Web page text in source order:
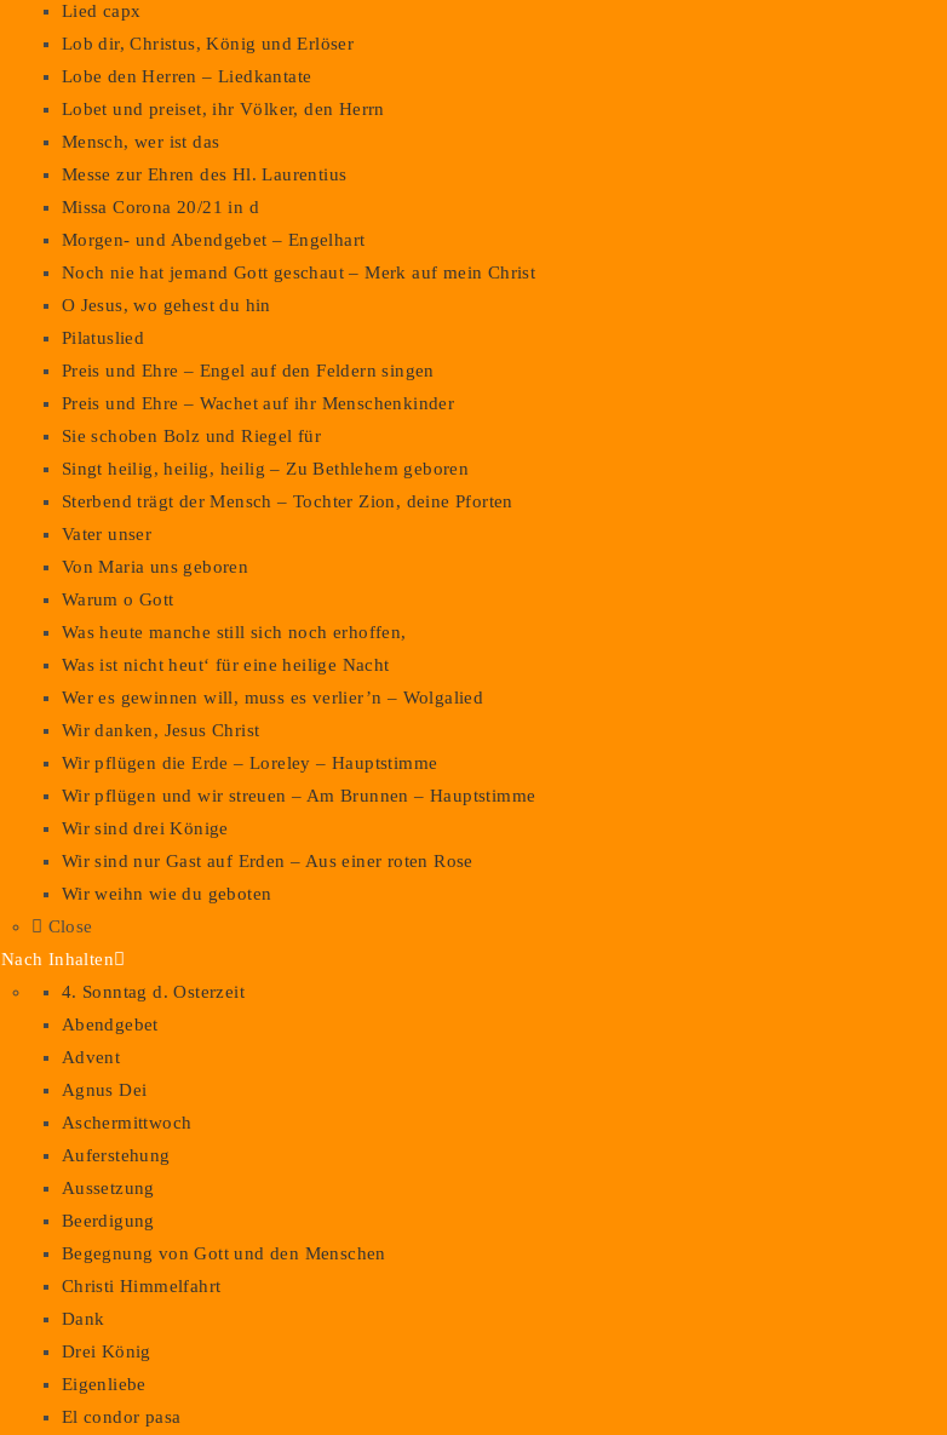
Lied capx
Lob dir, Christus, König und Erlöser
Lobe den Herren – Liedkantate
Lobet und preiset, ihr Völker, den Herrn
Mensch, wer ist das
Messe zur Ehren des Hl. Laurentius
Missa Corona 20/21 in d
Morgen- und Abendgebet – Engelhart
Noch nie hat jemand Gott geschaut – Merk auf mein Christ
O Jesus, wo gehest du hin
Pilatuslied
Preis und Ehre – Engel auf den Feldern singen
Preis und Ehre – Wachet auf ihr Menschenkinder
Sie schoben Bolz und Riegel für
Singt heilig, heilig, heilig – Zu Bethlehem geboren
Sterbend trägt der Mensch – Tochter Zion, deine Pforten
Vater unser
Von Maria uns geboren
Warum o Gott
Was heute manche still sich noch erhoffen,
Was ist nicht heut‘ für eine heilige Nacht
Wer es gewinnen will, muss es verlier’n – Wolgalied
Wir danken, Jesus Christ
Wir pflügen die Erde – Loreley – Hauptstimme
Wir pflügen und wir streuen – Am Brunnen – Hauptstimme
Wir sind drei Könige
Wir sind nur Gast auf Erden – Aus einer roten Rose
Wir weihn wie du geboten
Close
Nach Inhalten
4. Sonntag d. Osterzeit
Abendgebet
Advent
Agnus Dei
Aschermittwoch
Auferstehung
Aussetzung
Beerdigung
Begegnung von Gott und den Menschen
Christi Himmelfahrt
Dank
Drei König
Eigenliebe
El condor pasa